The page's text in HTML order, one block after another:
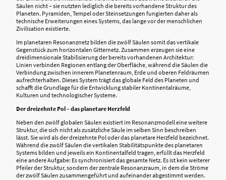
Säulen nicht – sie nutzten lediglich die bereits vorhandene Struktur des
Planeten. Pyramiden, Tempel oder Steinsetzungen fungierten daher als
technische Erweiterungen eines Systems, das lange vor der menschlichen
Zivilisation existierte.
Im planetaren Resonanznetz bilden die zwölf Säulen somit das vertikale
Gegenstück zum horizontalen Gitternetz. Zusammen erzeugen sie eine
dreidimensionale Stabilisierung der bereits vorhandenen Architektur:
Linien verbinden Regionen entlang der Oberfläche, während die Säulen die
Verbindung zwischen innerem Planetenraum, Erde und oberen Feldräumen
aufrechterhalten. Dieses System trägt das globale Feld des Planeten und
schafft die Grundlage für die Entwicklung stabiler Kontinentalräume,
Kulturen und technologischer Systeme.
Der dreizehnte Pol – das planetare Herzfeld
Neben den zwölf globalen Säulen existiert im Resonanzmodell eine weitere
Struktur, die sich nicht als zusätzliche Säule im selben Sinn beschreiben
lässt. Sie wird als der dreizehnte Pol oder das planetare Herzfeld bezeichnet.
Während die zwölf Säulen die vertikalen Stabilitätspunkte des planetaren
Systems bilden und jeweils ein Kontinentalfeld tragen, erfüllt das Herzfeld
eine andere Aufgabe: Es synchronisiert das gesamte Netz. Es ist kein weiterer
Pfeiler der Struktur, sondern der zentrale Resonanzraum, in dem die Ströme
der zwölf Säulen zusammengeführt und aufeinander abgestimmt werden.